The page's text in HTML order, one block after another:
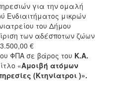
για την ομαλή
Ενδιαιτήματος μικρών
του Δήμου
των αδέσποτων ζώων
€
ΦΠΑ σε βάρος του Κ.Α.
«Αμοιβή ατόμων
(Κτηνίατροι )».